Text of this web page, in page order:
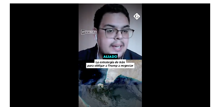
Mix